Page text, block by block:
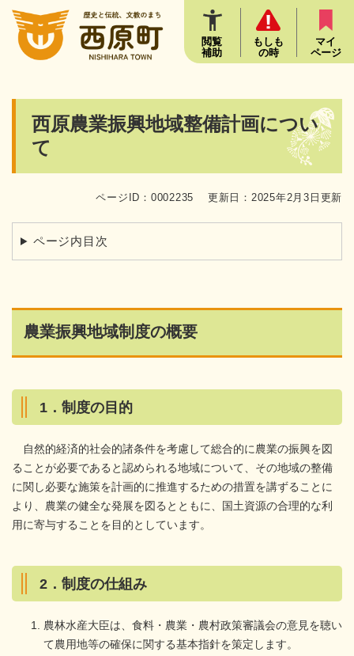
メニューを飛ばして本文へ
閲覧
補助
もしも
の時
マイ
ページ
西原農業振興地域整備計画につい
て
ページID：0002235 更新日：2025年2月3日更新
ページ内目次
農業振興地域制度の概要
1．制度の目的
自然的経済的社会的諸条件を考慮して総合的に農業の振興を図
ることが必要であると認められる地域について、その地域の整備
に関し必要な施策を計画的に推進するための措置を講ずることに
より、農業の健全な発展を図るとともに、国土資源の合理的な利
用に寄与することを目的としています。
2．制度の仕組み
農林水産大臣は、食料・農業・農村政策審議会の意見を聴い
て農用地等の確保に関する基本指針を策定します。